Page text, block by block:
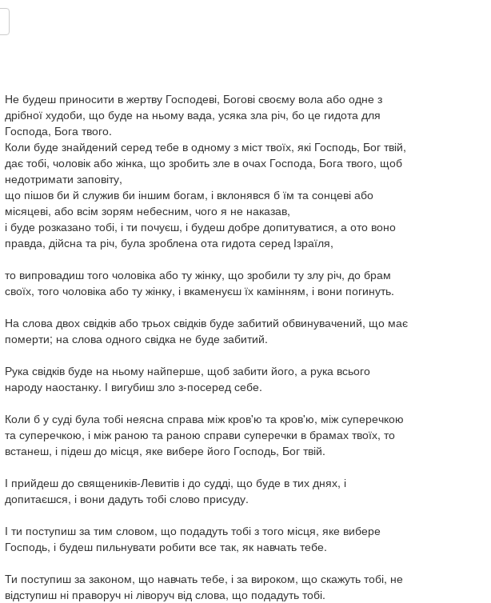
Не будеш приносити в жертву Господеві, Богові своєму вола або одне з
дрібної худоби, що буде на ньому вада, усяка зла річ, бо це гидота для
Господа, Бога твого.
Коли буде знайдений серед тебе в одному з міст твоїх, які Господь, Бог твій,
дає тобі, чоловік або жінка, що зробить зле в очах Господа, Бога твого, щоб
недотримати заповіту,
що пішов би й служив би іншим богам, і вклонявся б їм та сонцеві або
місяцеві, або всім зорям небесним, чого я не наказав,
і буде розказано тобі, і ти почуєш, і будеш добре допитуватися, а ото воно
правда, дійсна та річ, була зроблена ота гидота серед Ізраїля,
то випровадиш того чоловіка або ту жінку, що зробили ту злу річ, до брам
своїх, того чоловіка або ту жінку, і вкаменуєш їх камінням, і вони погинуть.
На слова двох свідків або трьох свідків буде забитий обвинувачений, що має
померти; на слова одного свідка не буде забитий.
Рука свідків буде на ньому найперше, щоб забити його, а рука всього
народу наостанку. І вигубиш зло з-посеред себе.
Коли б у суді була тобі неясна справа між кров'ю та кров'ю, між суперечкою
та суперечкою, і між раною та раною справи суперечки в брамах твоїх, то
встанеш, і підеш до місця, яке вибере його Господь, Бог твій.
І прийдеш до священиків-Левитів і до судді, що буде в тих днях, і
допитаєшся, і вони дадуть тобі слово присуду.
І ти поступиш за тим словом, що подадуть тобі з того місця, яке вибере
Господь, і будеш пильнувати робити все так, як навчать тебе.
Ти поступиш за законом, що навчать тебе, і за вироком, що скажуть тобі, не
відступиш ні праворуч ні ліворуч від слова, що подадуть тобі.